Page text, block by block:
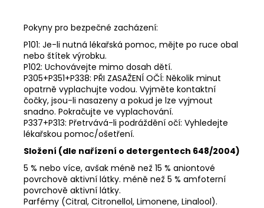
Pokyny pro bezpečné zacházení:
P101: Je-li nutná lékařská pomoc, mějte po ruce obal
nebo štítek výrobku.
P102: Uchovávejte mimo dosah dětí.
P305+P351+P338: PŘI ZASAŽENÍ OČÍ: Několik minut
opatrně vyplachujte vodou. Vyjměte kontaktní
čočky, jsou-li nasazeny a pokud je lze vyjmout
snadno. Pokračujte ve vyplachování.
P337+P313: Přetrvává-li podráždění očí: Vyhledejte
lékařskou pomoc/ošetření.
Složení (dle nařízení o detergentech 648/2004)
5 % nebo více, avšak méně než 15 % aniontové
povrchově aktivní látky. méně než 5 % amfoterní
povrchově aktivní látky.
Parfémy (Citral, Citronellol, Limonene, Linalool).